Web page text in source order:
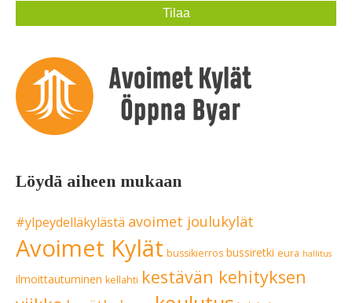
Löydä aiheen mukaan
#ylpeydelläkylästä avoimet joulukylät
Avoimet Kylät bussikierros bussiretki eura hallitus
ilmoittautuminen kellahti kestävän kehityksen